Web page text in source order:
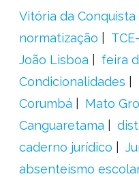
Vitória da Conquista
normatização
João Lisboa
feira
Condicionalidades
Corumbá
Mato
Canguaretama
caderno jurídico
absenteísmo